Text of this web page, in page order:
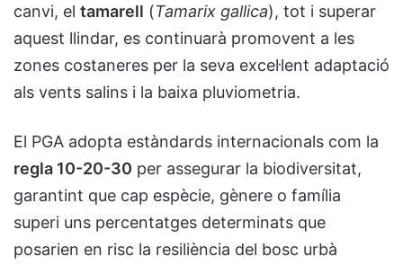
canvi, el tamarell (Tamarix gallica), tot i superar
aquest llindar, es continuarà promovent a les
zones costaneres per la seva excel·lent adaptació
als vents salins i la baixa pluviometria.
El PGA adopta estàndards internacionals com la
regla 10-20-30 per assegurar la biodiversitat,
garantint que cap espècie, gènere o família
superi uns percentatges determinats que
posarien en risc la resiliència del bosc urbà